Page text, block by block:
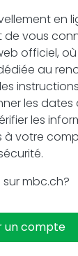
en
de vous
officiel,
au
les dates
les
à votre
mbc.ch?
un compte